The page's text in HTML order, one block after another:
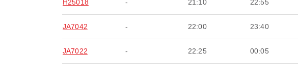
H25018 - 21:10 22:55
JA7042 - 22:00 23:40
JA7022 - 22:25 00:05